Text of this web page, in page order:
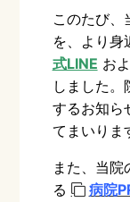
このたび、
を、より身
式LINE お
しました。
するお知ら
てまいりま
また、当院
る
病院